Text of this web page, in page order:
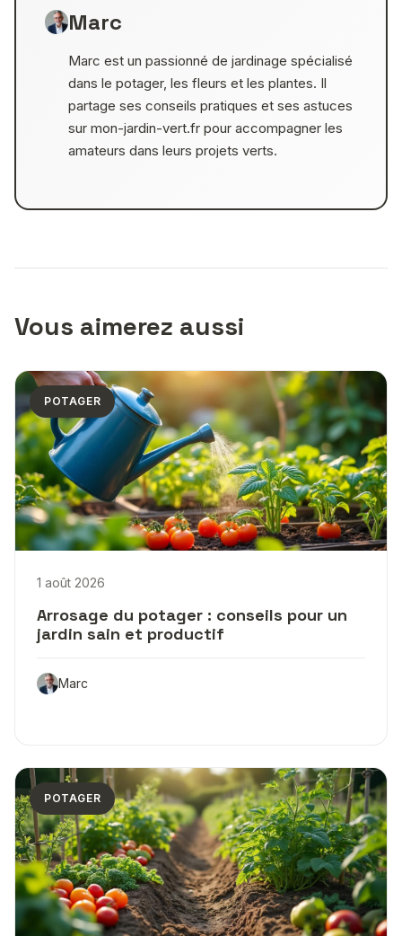
Marc
Marc est un passionné de jardinage spécialisé
dans le potager, les fleurs et les plantes. Il
partage ses conseils pratiques et ses astuces
sur mon-jardin-vert.fr pour accompagner les
amateurs dans leurs projets verts.
Vous aimerez aussi
POTAGER
1 août 2026
Arrosage du potager : conseils pour un
jardin sain et productif
Marc
POTAGER